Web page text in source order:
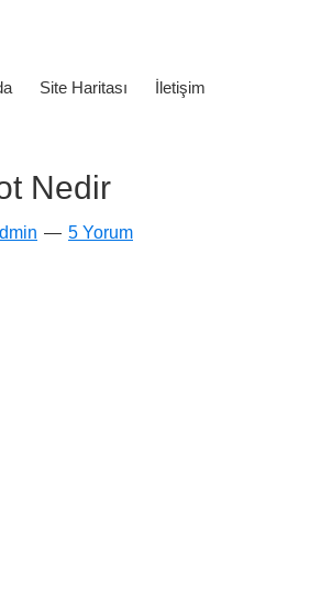
Site Haritası İletişim
Nedir
5 Yorum